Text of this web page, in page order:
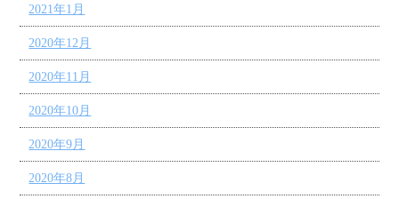
2021年1月
2020年12月
2020年11月
2020年10月
2020年9月
2020年8月